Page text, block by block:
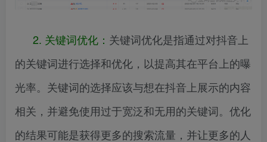
2. 关键词优化： 关键词优化是指通过对抖音上
的关键词进行选择和优化，以提高其在平台上的曝
光率。关键词的选择应该与想在抖音上展示的内容
相关，并避免使用过于宽泛和无用的关键词。优化
的结果可能是获得更多的搜索流量，并让更多的人